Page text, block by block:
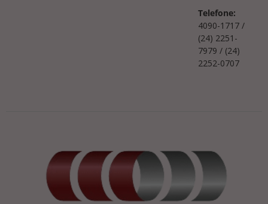
Telefone:
4090-1717 /
(24) 2251-
7979 / (24)
2252-0707